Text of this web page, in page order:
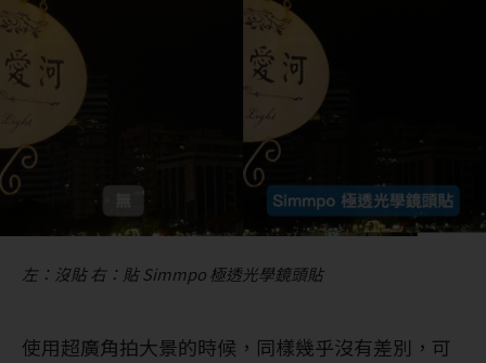
左：沒貼 右：貼 Simmpo 極透光學鏡頭貼
使用超廣角拍大景的時候，同樣幾乎沒有差別，可